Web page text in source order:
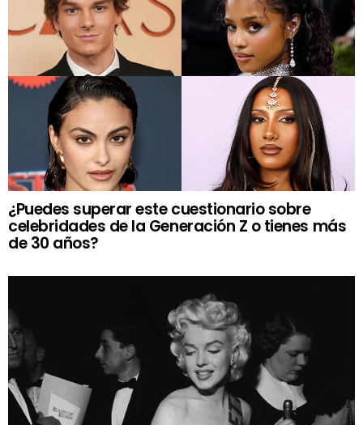
¿Puedes superar este cuestionario sobre
celebridades de la Generación Z o tienes más
de 30 años?